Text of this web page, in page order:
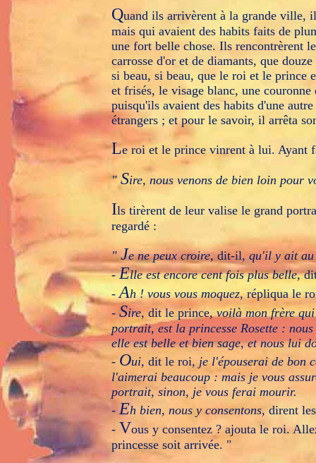
Quand ils arrivèrent à la grande ville,
mais qui avaient des habits faits de
une fort belle chose. Ils rencontrèrent
carrosse d'or et de diamants, que
si beau, si beau, que le roi et le prince
et frisés, le visage blanc, une
puisqu'ils avaient des habits d'une
étrangers ; et pour le savoir, il arrêta
Le roi et le prince vinrent à lui. Ayant
" Sire, nous venons de bien loin pour
Ils tirèrent de leur valise le grand
regardé :
"Je ne peux croire,dit-il, qu'il y ait au
-Elle est encore cent fois plus belle,
-Ah ! vous vous moquez,répliqua le
- Sire, dit le prince,voilà mon frère
portrait, est la princesse Rosette :
elle est belle et bien sage, et nous lui
- Oui, dit le roi, je l'épouserai de bon
l'aimerai beaucoup : mais je vous
portrait, sinon, je vous ferai mourir.
-Eh bien, nous y consentons, dirent
- Vous y consentez ? ajouta le roi.
princesse soit arrivée. "